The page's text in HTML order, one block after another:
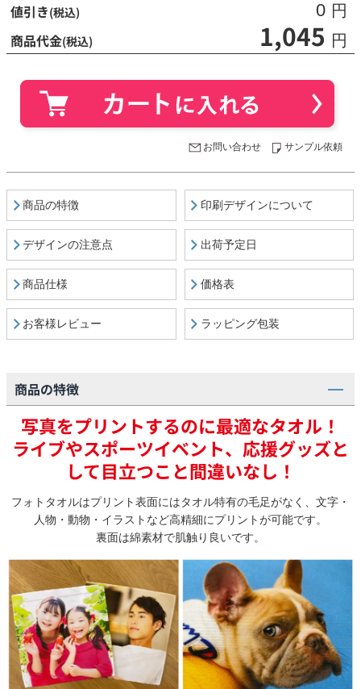
値引き(税込) 0 円
商品代金(税込) 1,045 円
サンプル依頼
お問い合わせ
商品の特徴 印刷デザインについて
デザインの注意点 出荷予定日
商品仕様 価格表
お客様レビュー ラッピング包装
商品の特徴
写真をプリントするのに最適なタオル！
ライブやスポーツイベント、応援グッズと
して目立つこと間違いなし！
フォトタオルはプリント表面にはタオル特有の毛足がなく、文字・
人物・動物・イラストなど高精細にプリントが可能です。
裏面は綿素材で肌触り良いです。